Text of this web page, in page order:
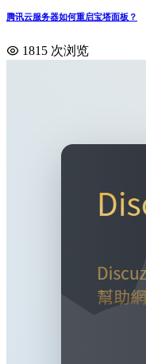
腾讯云服务器如何重启宝塔面板？
1815 次浏览